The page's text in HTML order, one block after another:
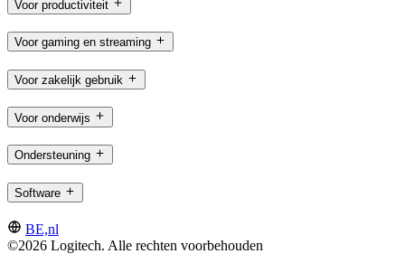
Voor productiviteit
Voor gaming en streaming
Voor zakelijk gebruik
Voor onderwijs
Ondersteuning
Software
BE,nl
©2026 Logitech. Alle rechten voorbehouden